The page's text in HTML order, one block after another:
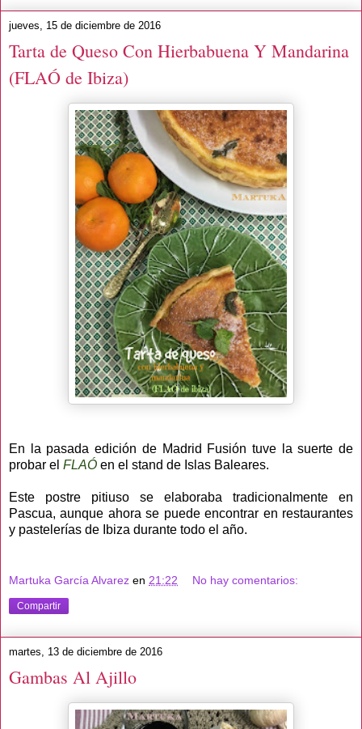
jueves, 15 de diciembre de 2016
Tarta de Queso Con Hierbabuena Y Mandarina
(FLAÓ de Ibiza)
En la pasada edición de Madrid Fusión tuve la suerte de
probar el FLAÓ en el stand de Islas Baleares.
Este postre pitiuso se elaboraba tradicionalmente en
Pascua, aunque ahora se puede encontrar en restaurantes
y pastelerías de Ibiza durante todo el año.
Martuka García Alvarez en 21:22 No hay comentarios:
Compartir
martes, 13 de diciembre de 2016
Gambas Al Ajillo